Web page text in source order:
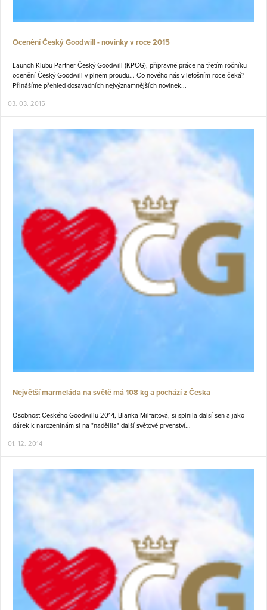
Ocenění Český Goodwill - novinky v roce 2015
Launch Klubu Partner Český Goodwill (KPCG), přípravné práce na třetím ročníku
ocenění Český Goodwill v plném proudu... Co nového nás v letošním roce čeká?
Přinášíme přehled dosavadních nejvýznamnějších novinek...
03. 03. 2015
Největší marmeláda na světě má 108 kg a pochází z Česka
Osobnost Českého Goodwillu 2014, Blanka Milfaitová, si splnila další sen a jako
dárek k narozeninám si na "nadělila" další světové prvenství...
01. 12. 2014